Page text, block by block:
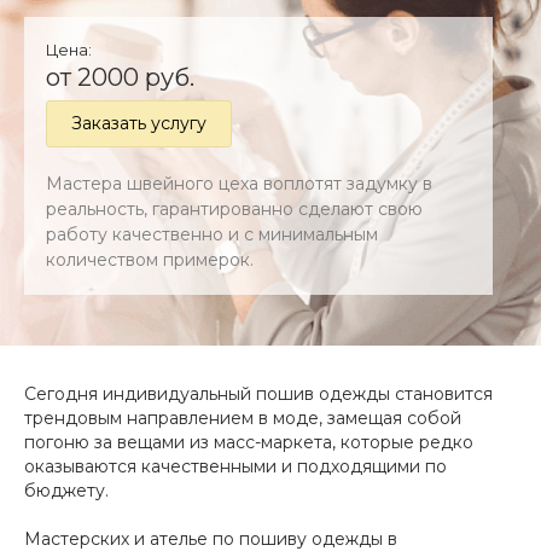
Цена:
от 2000 руб.
Заказать услугу
Мастера швейного цеха воплотят задумку в
реальность, гарантированно сделают свою
работу качественно и с минимальным
количеством примерок.
Сегодня индивидуальный пошив одежды становится
трендовым направлением в моде, замещая собой
погоню за вещами из масс-маркета, которые редко
оказываются качественными и подходящими по
бюджету.
Мастерских и ателье по пошиву одежды в